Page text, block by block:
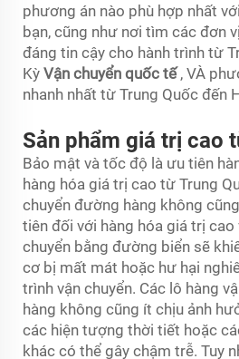
phương án nào phù hợp nhất
bạn, cũng như nơi tìm các đơn
đáng tin cậy cho hành trình từ
Kỳ Vận chuyển quốc tế, VÀ
nhanh nhất từ Trung Quốc đến
Sản phẩm giá trị cao
Bảo mật và tốc độ là ưu tiên
hàng hóa giá trị cao từ Trung
chuyển đường hàng không
tiên đối với hàng hóa giá trị cao
chuyển bằng đường biển sẽ
cơ bị mất mát hoặc hư hại
trình vận chuyển. Các lô hàng
hàng không cũng ít chịu ảnh
các hiện tượng thời tiết hoặc
khác có thể gây chậm trễ. Tuy